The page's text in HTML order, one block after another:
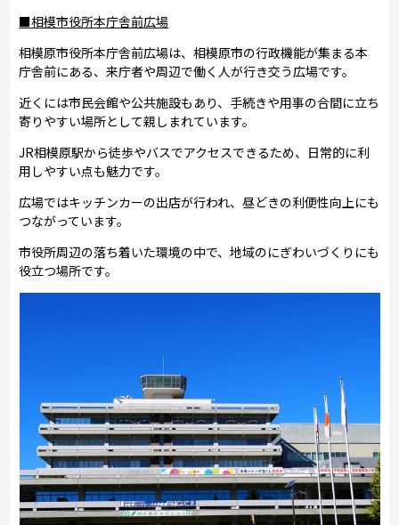
■相模市役所本庁舎前広場
相模原市役所本庁舎前広場は、相模原市の行政機能が集まる本
庁舎前にある、来庁者や周辺で働く人が行き交う広場です。
近くには市民会館や公共施設もあり、手続きや用事の合間に立ち
寄りやすい場所として親しまれています。
JR相模原駅から徒歩やバスでアクセスできるため、日常的に利
用しやすい点も魅力です。
広場ではキッチンカーの出店が行われ、昼どきの利便性向上にも
つながっています。
市役所周辺の落ち着いた環境の中で、地域のにぎわいづくりにも
役立つ場所です。